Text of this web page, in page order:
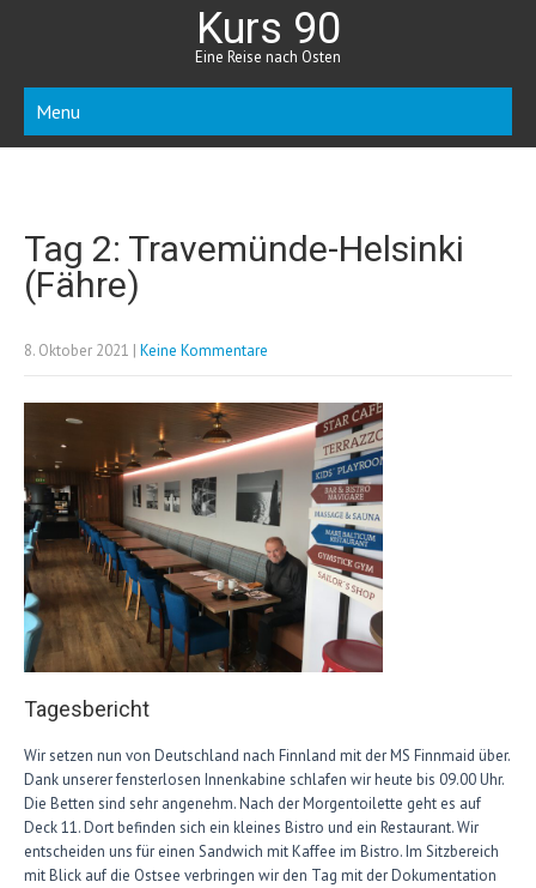
Kurs 90
Eine Reise nach Osten
Menu
Tag 2: Travemünde-Helsinki
(Fähre)
8. Oktober 2021 | Keine Kommentare
Tagesbericht
Wir setzen nun von Deutschland nach Finnland mit der MS Finnmaid über.
Dank unserer fensterlosen Innenkabine schlafen wir heute bis 09.00 Uhr.
Die Betten sind sehr angenehm. Nach der Morgentoilette geht es auf
Deck 11. Dort befinden sich ein kleines Bistro und ein Restaurant. Wir
entscheiden uns für einen Sandwich mit Kaffee im Bistro. Im Sitzbereich
mit Blick auf die Ostsee verbringen wir den Tag mit der Dokumentation